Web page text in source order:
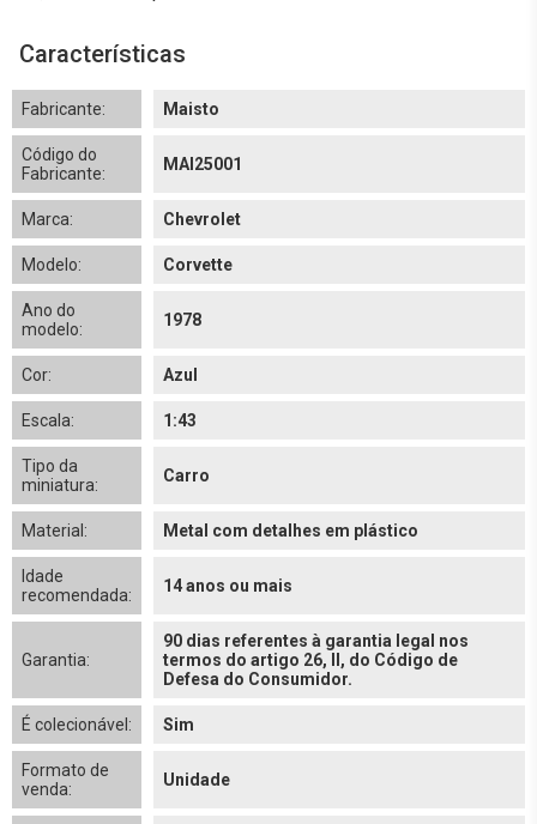
Características
Fabricante: Maisto
Código do
Fabricante:
MAI25001
Marca: Chevrolet
Modelo: Corvette
Ano do
modelo:
1978
Cor: Azul
Escala: 1:43
Tipo da
miniatura:
Carro
Material: Metal com detalhes em plástico
Idade
recomendada:
14 anos ou mais
Garantia:
90 dias referentes à garantia legal nos
termos do artigo 26, II, do Código de
Defesa do Consumidor.
É colecionável: Sim
Formato de
venda:
Unidade